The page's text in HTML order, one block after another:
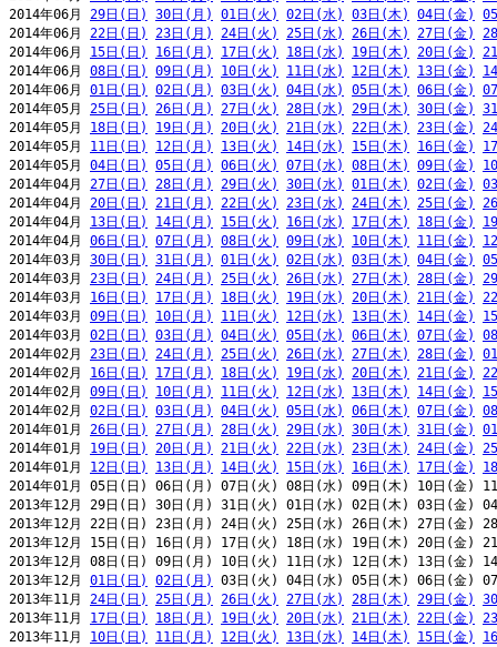
2014年06月 29日(日) 30日(月) 01日(火) 02日(水) 03日(木) 04日(金)
2014年06月 22日(日) 23日(月) 24日(火) 25日(水) 26日(木) 27日(金)
2014年06月 15日(日) 16日(月) 17日(火) 18日(水) 19日(木) 20日(金)
2014年06月 08日(日) 09日(月) 10日(火) 11日(水) 12日(木) 13日(金)
2014年06月 01日(日) 02日(月) 03日(火) 04日(水) 05日(木) 06日(金)
2014年05月 25日(日) 26日(月) 27日(火) 28日(水) 29日(木) 30日(金)
2014年05月 18日(日) 19日(月) 20日(火) 21日(水) 22日(木) 23日(金)
2014年05月 11日(日) 12日(月) 13日(火) 14日(水) 15日(木) 16日(金)
2014年05月 04日(日) 05日(月) 06日(火) 07日(水) 08日(木) 09日(金)
2014年04月 27日(日) 28日(月) 29日(火) 30日(水) 01日(木) 02日(金)
2014年04月 20日(日) 21日(月) 22日(火) 23日(水) 24日(木) 25日(金)
2014年04月 13日(日) 14日(月) 15日(火) 16日(水) 17日(木) 18日(金)
2014年04月 06日(日) 07日(月) 08日(火) 09日(水) 10日(木) 11日(金)
2014年03月 30日(日) 31日(月) 01日(火) 02日(水) 03日(木) 04日(金)
2014年03月 23日(日) 24日(月) 25日(火) 26日(水) 27日(木) 28日(金)
2014年03月 16日(日) 17日(月) 18日(火) 19日(水) 20日(木) 21日(金)
2014年03月 09日(日) 10日(月) 11日(火) 12日(水) 13日(木) 14日(金)
2014年03月 02日(日) 03日(月) 04日(火) 05日(水) 06日(木) 07日(金)
2014年02月 23日(日) 24日(月) 25日(火) 26日(水) 27日(木) 28日(金)
2014年02月 16日(日) 17日(月) 18日(火) 19日(水) 20日(木) 21日(金)
2014年02月 09日(日) 10日(月) 11日(火) 12日(水) 13日(木) 14日(金)
2014年02月 02日(日) 03日(月) 04日(火) 05日(水) 06日(木) 07日(金)
2014年01月 26日(日) 27日(月) 28日(火) 29日(水) 30日(木) 31日(金)
2014年01月 19日(日) 20日(月) 21日(火) 22日(水) 23日(木) 24日(金)
2014年01月 12日(日) 13日(月) 14日(火) 15日(水) 16日(木) 17日(金)
2014年01月 05日(日) 06日(月) 07日(火) 08日(水) 09日(木) 10日(金)
2013年12月 29日(日) 30日(月) 31日(火) 01日(水) 02日(木) 03日(金)
2013年12月 22日(日) 23日(月) 24日(火) 25日(水) 26日(木) 27日(金)
2013年12月 15日(日) 16日(月) 17日(火) 18日(水) 19日(木) 20日(金)
2013年12月 08日(日) 09日(月) 10日(火) 11日(水) 12日(木) 13日(金)
2013年12月 01日(日) 02日(月)
03日(火) 04日(水) 05日(木) 06日(金)
2013年11月 24日(日) 25日(月) 26日(火) 27日(水) 28日(木) 29日(金)
2013年11月 17日(日) 18日(月) 19日(火) 20日(水) 21日(木) 22日(金)
2013年11月 10日(日) 11日(月) 12日(火) 13日(水) 14日(木) 15日(金)